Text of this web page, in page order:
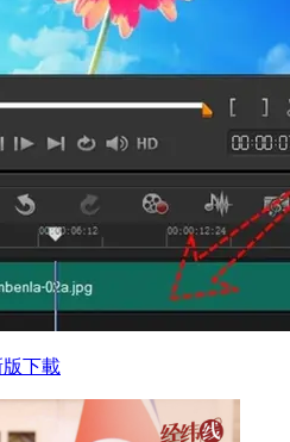
版下載